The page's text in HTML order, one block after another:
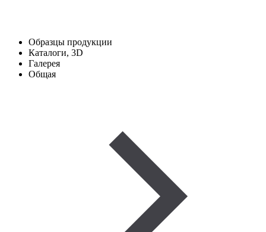
Образцы продукции
Каталоги, 3D
Галерея
Общая